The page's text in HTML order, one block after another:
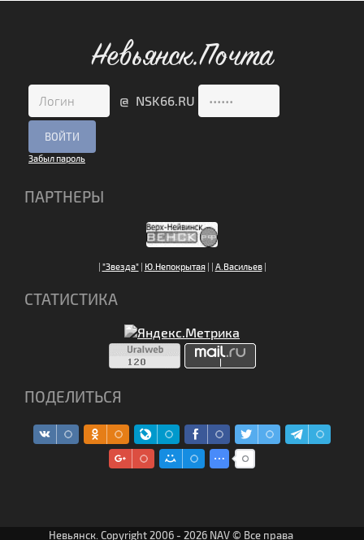
Невьянск.Почта
@ NSK66.RU
Забыл пароль
ПАРТНЕРЫ
| "Звезда"| Ю.Непокрытая| | А.Васильев|
СТАТИСТИКА
ПОДЕЛИТЬСЯ
Невьянск. Copyright 2006 - 2026 NAV © Все права